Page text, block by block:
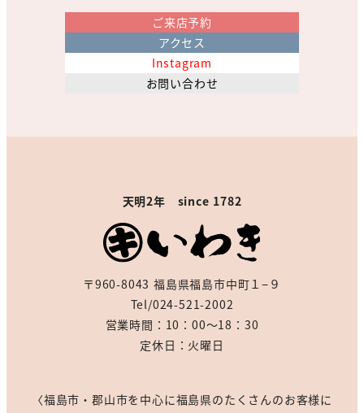
ご来店予約
アクセス
Instagram
お問い合わせ
天明2年 since 1782
〒960-8043 福島県福島市中町１−９
Tel/024-521-2002
営業時間：10：00～18：30
定休日：火曜日
〈福島市・郡山市を中心に福島県のたくさんのお客様に